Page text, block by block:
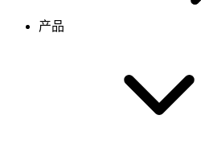
产品